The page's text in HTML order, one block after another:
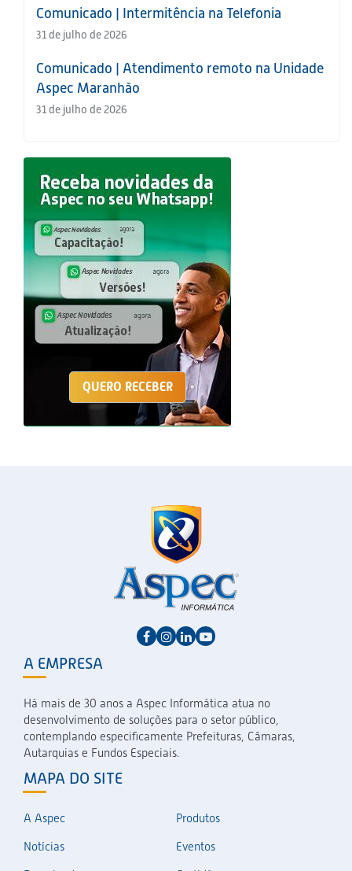
Comunicado | Intermitência na Telefonia
31 de julho de 2026
Comunicado | Atendimento remoto na Unidade
Aspec Maranhão
31 de julho de 2026
QUERO RECEBER
A EMPRESA
Há mais de 30 anos a Aspec Informática atua no
desenvolvimento de soluções para o setor público,
contemplando especificamente Prefeituras, Câmaras,
Autarquias e Fundos Especiais.
MAPA DO SITE
A Aspec
Produtos
Notícias
Eventos